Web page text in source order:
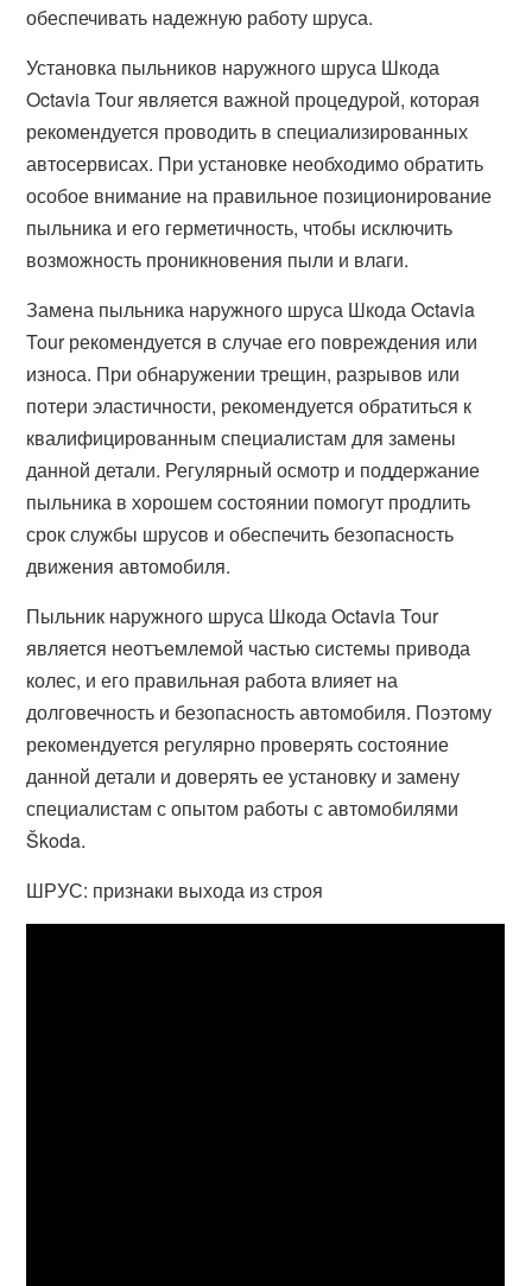
обеспечивать надежную работу шруса.
Установка пыльников наружного шруса Шкода
Octavia Tour является важной процедурой, которая
рекомендуется проводить в специализированных
автосервисах. При установке необходимо обратить
особое внимание на правильное позиционирование
пыльника и его герметичность, чтобы исключить
возможность проникновения пыли и влаги.
Замена пыльника наружного шруса Шкода Octavia
Tour рекомендуется в случае его повреждения или
износа. При обнаружении трещин, разрывов или
потери эластичности, рекомендуется обратиться к
квалифицированным специалистам для замены
данной детали. Регулярный осмотр и поддержание
пыльника в хорошем состоянии помогут продлить
срок службы шрусов и обеспечить безопасность
движения автомобиля.
Пыльник наружного шруса Шкода Octavia Tour
является неотъемлемой частью системы привода
колес, и его правильная работа влияет на
долговечность и безопасность автомобиля. Поэтому
рекомендуется регулярно проверять состояние
данной детали и доверять ее установку и замену
специалистам с опытом работы с автомобилями
Škoda.
ШРУС: признаки выхода из строя